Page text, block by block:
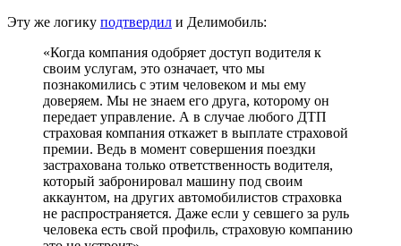
Эту же логику подтвердил и Делимобиль:
«Когда компания одобряет доступ водителя к
своим услугам, это означает, что мы
познакомились с этим человеком и мы ему
доверяем. Мы не знаем его друга, которому он
передает управление. А в случае любого ДТП
страховая компания откажет в выплате страховой
премии. Ведь в момент совершения поездки
застрахована только ответственность водителя,
который забронировал машину под своим
аккаунтом, на других автомобилистов страховка
не распространяется. Даже если у севшего за руль
человека есть свой профиль, страховую компанию